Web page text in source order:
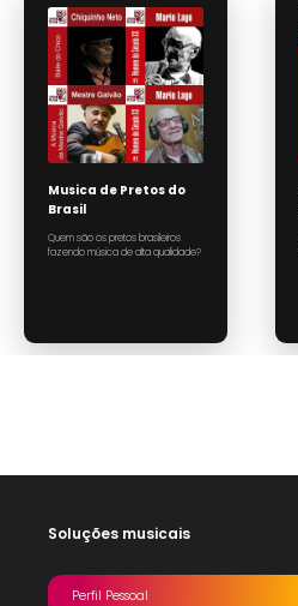
Musica de Pretos do
Brasil
Quem são os pretos brasileiros
fazendo música de alta qualidade?
Soluções musicais
Perfil Pessoal